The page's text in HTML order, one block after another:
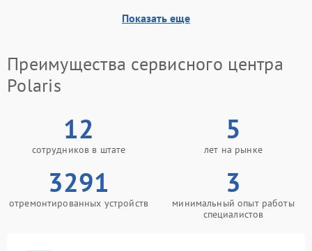
Показать еще
Преимущества сервисного центра
Polaris
12
сотрудников в штате
5
лет на рынке
3291
отремонтированных устройств
3
минимальный опыт работы
специалистов